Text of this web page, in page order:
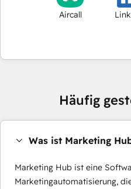
Aircall
Häufig
Was ist Marketing
Marketing Hub ist eine
Marketingautomatisierung,